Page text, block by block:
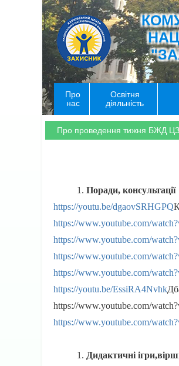
Про
нас
Освітня
діяльність
Про проведення тижня БЖД
Поради, консультації
https://youtu.be/dgaovSRHGPQ
https://www.youtube.com/
https://www.youtube.com/
https://www.youtube.com/
https://www.youtube.com/
https://youtu.be/EssiRA4Nvhk
https://www.youtube.com/
https://www.youtube.com/
Дидактичні